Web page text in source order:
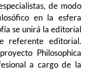
de modo
en la esfera
se unirá la editorial
referente editorial.
Philosophica
a cargo de la